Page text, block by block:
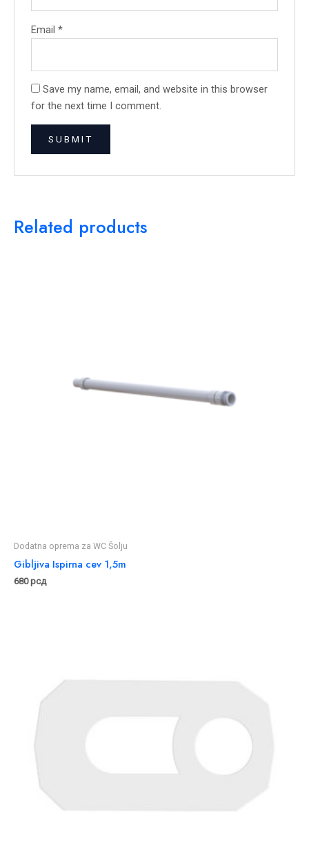
Email*
Save my name, email, and website in this browser
for the next time I comment.
Related products
Dodatna oprema za WC Šolju
Gibljiva Ispirna cev 1,5m
680рсд